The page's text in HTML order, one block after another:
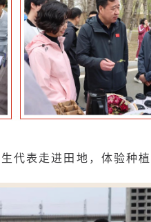
代表走进田地，体验种